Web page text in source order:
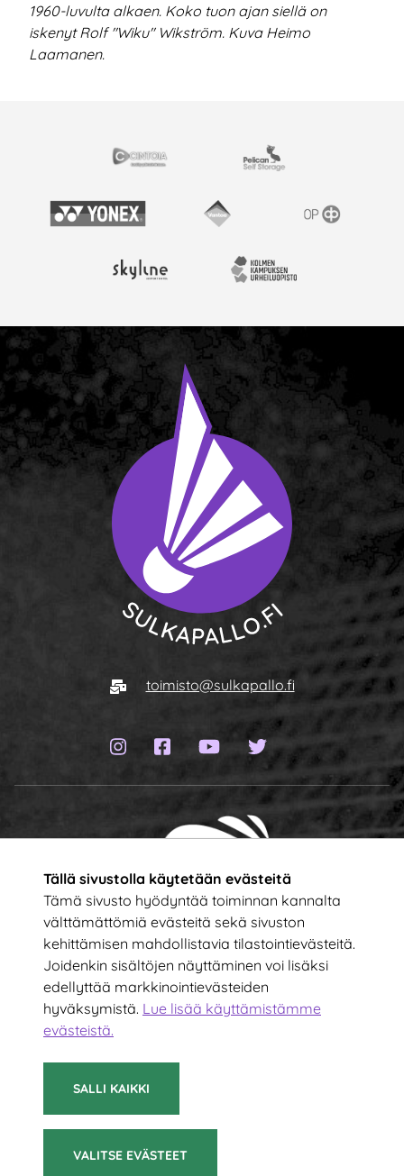
Tällä sivustolla käytetään evästeitä
Tämä sivusto hyödyntää toiminnan kannalta
välttämättömiä evästeitä sekä sivuston
kehittämisen mahdollistavia tilastointievästeitä.
Joidenkin sisältöjen näyttäminen voi lisäksi
edellyttää markkinointievästeiden
hyväksymistä. Lue lisää käyttämistämme
evästeistä.​​​​​​
SALLI KAIKKI
VALITSE EVÄSTEET
1960-luvulta alkaen. Koko tuon ajan siellä on
iskenyt Rolf "Wiku" Wikström. Kuva Heimo
Laamanen.
Sähköposti
toimisto@sulkapallo.fi
Instagram-sivu
Facebook-sivu
YouTube-kanava
Twitter-sivu
Tilaa uutiskirje!
Kirjoita sähköpostiosoitteesi